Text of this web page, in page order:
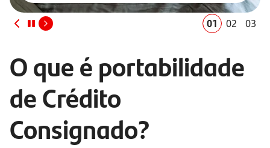
01 02 03
O que é portabilidade
de Crédito
Consignado?